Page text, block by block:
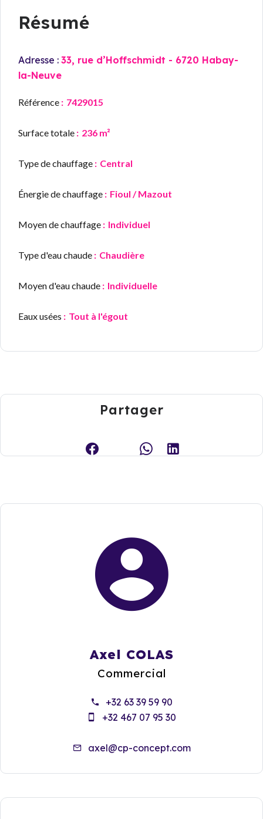
Résumé
Adresse : 33, rue d’Hoffschmidt - 6720 Habay-
la-Neuve
Référence 7429015
Surface totale 236 m²
Type de chauffage Central
Énergie de chauffage Fioul / Mazout
Moyen de chauffage Individuel
Type d'eau chaude Chaudière
Moyen d'eau chaude Individuelle
Eaux usées Tout à l'égout
Partager
Axel COLAS
Commercial
+32 63 39 59 90
+32 467 07 95 30
axel@cp-concept.com